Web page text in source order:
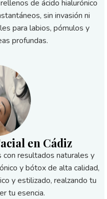
de ácido hialurónico
sin invasión ni
para labios, pómulos y
profundas.
en Cádiz
con resultados naturales y
y bótox de alta calidad,
y estilizado, realzando tu
tu esencia.